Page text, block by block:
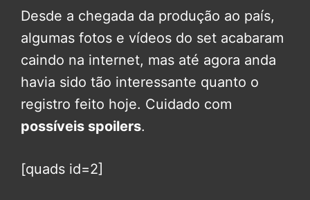
Desde a chegada da produção ao país,
algumas fotos e vídeos do set acabaram
caindo na internet, mas até agora anda
havia sido tão interessante quanto o
registro feito hoje. Cuidado com
possíveis spoilers.
[quads id=2]